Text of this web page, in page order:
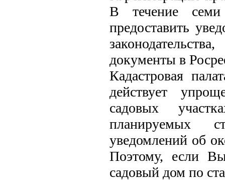
В течение семи
предоставить
документы в
Кадастровая
действует
садовых
планируемых
уведомлений об
Поэтому, если
садовый дом по